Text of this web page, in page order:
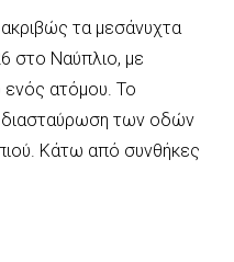
τα μεσάνυχτα
στο Ναύπλιο, με
ενός ατόμου. Το
διασταύρωση των οδών
Κάτω από συνθήκες